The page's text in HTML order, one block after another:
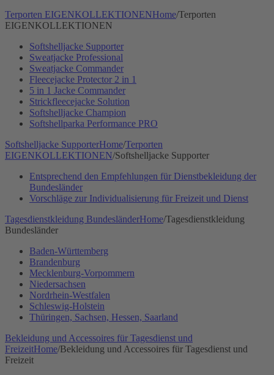
Terporten EIGENKOLLEKTIONENHome/Terporten
EIGENKOLLEKTIONEN
Softshelljacke Supporter
Sweatjacke Professional
Sweatjacke Commander
Fleecejacke Protector 2 in 1
5 in 1 Jacke Commander
Strickfleecejacke Solution
Softshelljacke Champion
Softshellparka Performance PRO
Softshelljacke SupporterHome/Terporten
EIGENKOLLEKTIONEN/Softshelljacke Supporter
Entsprechend den Empfehlungen für Dienstbekleidung der
Bundesländer
Vorschläge zur Individualisierung für Freizeit und Dienst
Tagesdienstkleidung BundesländerHome/Tagesdienstkleidung
Bundesländer
Baden-Württemberg
Brandenburg
Mecklenburg-Vorpommern
Niedersachsen
Nordrhein-Westfalen
Schleswig-Holstein
Thüringen, Sachsen, Hessen, Saarland
Bekleidung und Accessoires für Tagesdienst und
FreizeitHome/Bekleidung und Accessoires für Tagesdienst und
Freizeit